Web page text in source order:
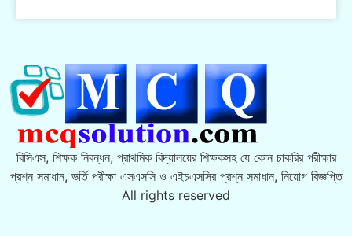
বিসিএস, শিক্ষক নিবন্ধন, প্রাথমিক বিদ্যালয়ের শিক্ষকসহ যে কোন চাকরির পরীক্ষার
প্রশ্ন সমাধান, ভর্তি পরীক্ষা এসএসসি ও এইচএসসির প্রশ্ন সমাধান, নিয়োগ বিজ্ঞপ্তি
All rights reserved